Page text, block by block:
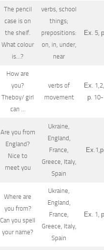
The pencil
case is on
the shelf.
What colour
is…?
verbs, school
things;
prepositions:
on, in, under,
near
Ех. 5,
How are
you?
Theboy/ girl
can …
verbs of
movement
Ех.
р.
Are you from
England?
Nice to
meet you
Ukraine,
England,
France,
Greece, Italy,
Spain
Where are
you from?
Can you spell
your name?
Ukraine,
England,
France,
Greece, Italy,
Spain
Ех. 1,